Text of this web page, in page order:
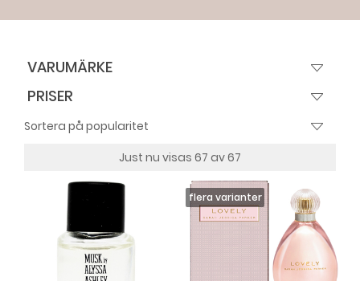
VARUMÄRKE
PRISER
Just nu visas 67 av 67